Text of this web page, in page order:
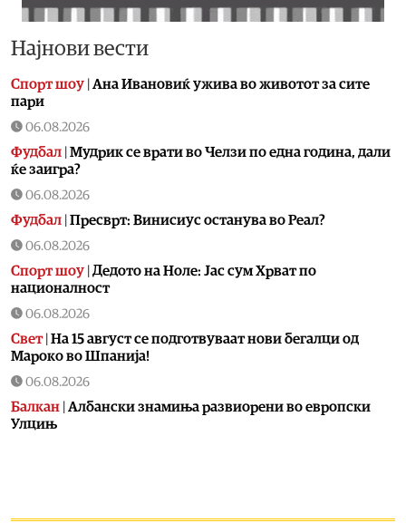
Најнови вести
Спорт шоу Aна Ивановиќ ужива во животот за сите
пари
06.08.2026
Фудбал Мудрик се врати во Челзи по една година, дали
ќе заигра?
06.08.2026
Фудбал Пресврт: Винисиус останува во Реал?
06.08.2026
Спорт шоу Дедото на Ноле: Јас сум Хрват по
националност
06.08.2026
Свет| На 15 август се подготвуваат нови бегалци од
Мароко во Шпанија!
06.08.2026
Балкан Албански знамиња развиорени во европски
Улцињ
06.08.2026